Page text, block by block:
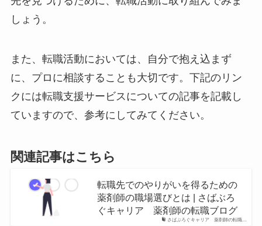
しょう。
また、転職活動においては、自分で抱え込まず
に、プロに相談することも大切です。下記のリン
クには転職支援サービスについての記事を記載し
ていますので、参考にしてみてください。
関連記事はこちら
さばぶろぐキャリア 薬剤師の転職…
転職先でのやりがいを得るための
薬剤師の職場選びとは | さばぶろ
ぐキャリア 薬剤師の転職ブログ